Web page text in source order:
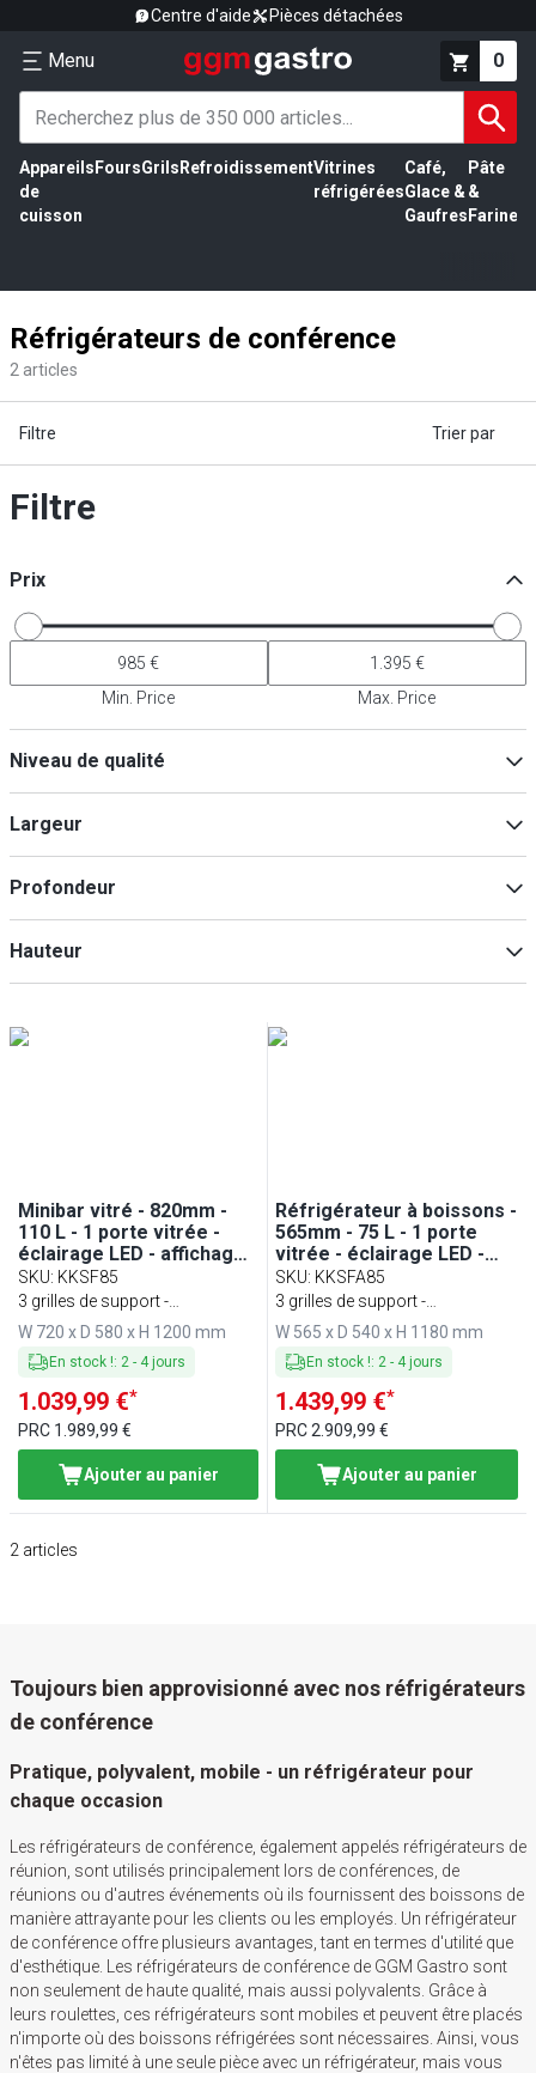
Centre d'aide Pièces détachées
Menu 0
Appareils
de
cuisson
FoursGrils RefroidissementVitrines
réfrigérées
Café,
Glace &
Gaufres
Pâte
&
Farine
Réfrigérateurs de conférence
2 articles
Filtre Trier par
Filtre
Prix
Min. Price Max. Price
Niveau de qualité
Premium Plus
Largeur
Profondeur
Hauteur
Minibar vitré - 820mm -
110 L - 1 porte vitrée -
éclairage LED - affichage
digital de la température -
+2 à +12 °C
SKU: KKSF85
3 grilles de support -
Température : +2 à +12 °C
W 720 x D 580 x H 1200 mm
En stock !: 2- 4 jours
1.039,99 €*
PRC 1.989,99 €
Ajouter au panier
Réfrigérateur à boissons -
565mm - 75 L - 1 porte
vitrée - éclairage LED -
affichage digital de la
température - 0 à +6 °C
SKU: KKSFA85
3 grilles de support -
Température : 0 à +6 °C
W 565 x D 540 x H 1180 mm
En stock !: 2 - 4 jours
1.439,99 €*
PRC2.909,99 €
Ajouter au panier
2 articles
Toujours bien approvisionné avec nos réfrigérateurs
de conférence
Pratique, polyvalent, mobile - un réfrigérateur pour
chaque occasion
Les réfrigérateurs de conférence, également appelés réfrigérateurs de
réunion, sont utilisés principalement lors de conférences, de
réunions ou d'autres événements où ils fournissent des boissons de
manière attrayante pour les clients ou les employés. Un réfrigérateur
de conférence offre plusieurs avantages, tant en termes d'utilité que
d'esthétique. Les réfrigérateurs de conférence de GGM Gastro sont
non seulement de haute qualité, mais aussi polyvalents. Grâce à
leurs roulettes, ces réfrigérateurs sont mobiles et peuvent être placés
n'importe où des boissons réfrigérées sont nécessaires. Ainsi, vous
n'êtes pas limité à une seule pièce avec un réfrigérateur, mais vous